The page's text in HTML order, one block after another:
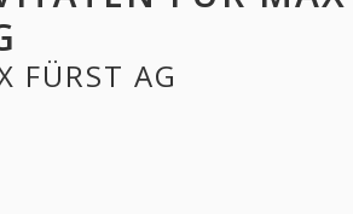
FÜRST AG